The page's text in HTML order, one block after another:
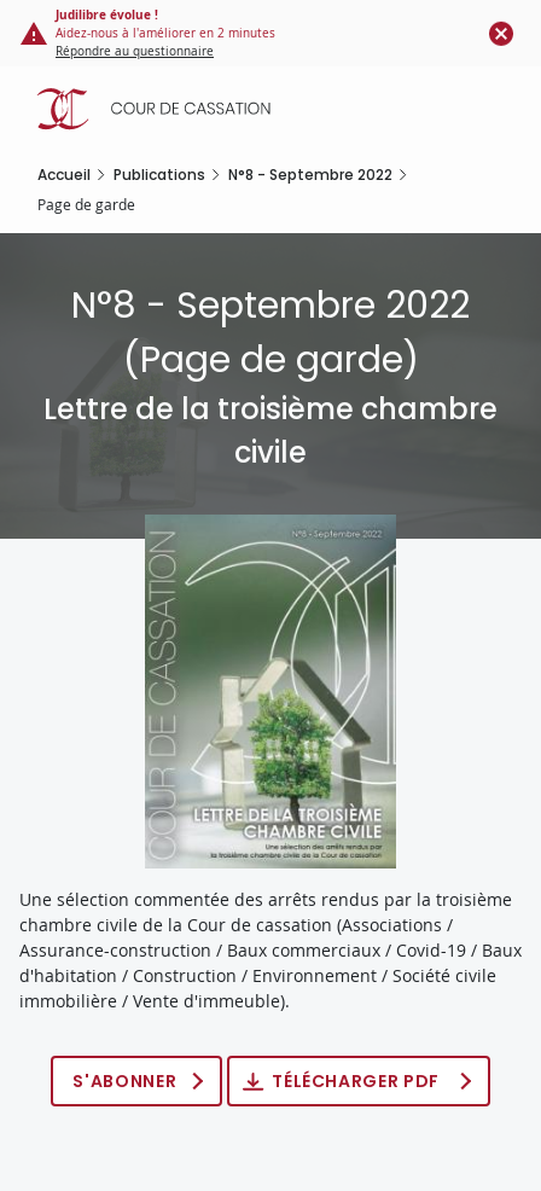
Panneau de gestion des cookies
contenu
principal
Judilibre évolue !
Aidez-nous à l'améliorer en 2 minutes
Répondre au questionnaire
Accueil Publications N°8 - Septembre 2022
Page de garde
N°8 - Septembre 2022
(Page de garde)
Lettre de la troisième chambre
civile
Une sélection commentée des arrêts rendus par la troisième
chambre civile de la Cour de cassation (Associations /
Assurance-construction / Baux commerciaux / Covid-19 / Baux
d'habitation / Construction / Environnement / Société civile
immobilière / Vente d'immeuble).
S'ABONNER TÉLÉCHARGER PDF